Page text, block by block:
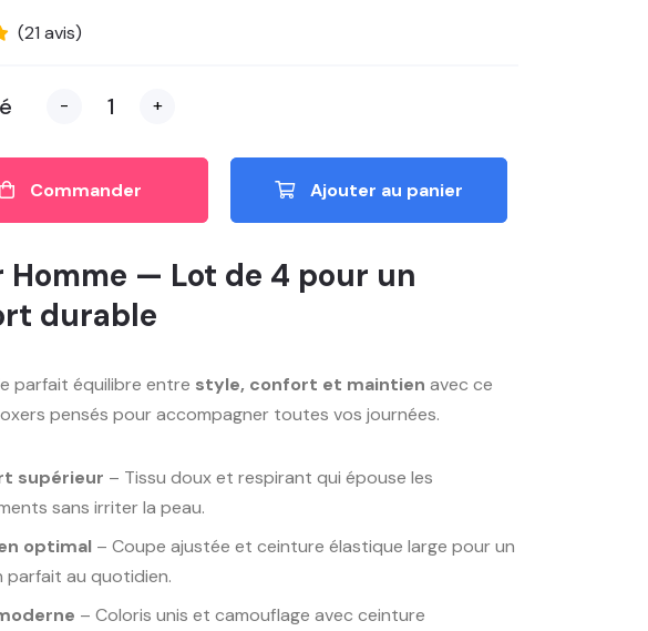
(21 avis)
- +
Commander Ajouter au panier
Homme — Lot de 4 pour un
durable
parfait équilibre entre style, confort et maintien avec ce
pensés pour accompagner toutes vos journées.
supérieur – Tissu doux et respirant qui épouse les
sans irriter la peau.
optimal – Coupe ajustée et ceinture élastique large pour un
parfait au quotidien.
– Coloris unis et camouflage avec ceinture